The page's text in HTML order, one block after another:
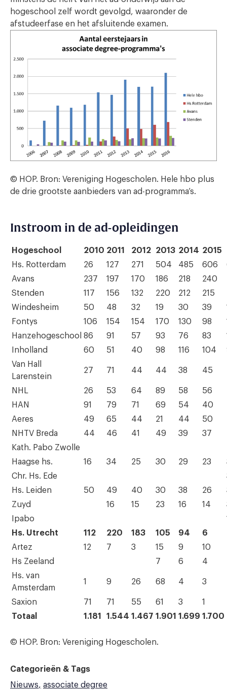
hogeschool zelf wordt gevolgd, waaronder de
afstudeerfase en het afsluitende examen.
© HOP. Bron: Vereniging Hogescholen. Hele hbo plus
de drie grootste aanbieders van ad-programma’s.
Instroom in de ad-opleidingen
Hogeschool 2010 2011 2012 2013 2014 2015
Hs. Rotterdam
26 127 271 504 485 606
Avans
237 197 170 186 218 240
Stenden
117 156 132 220 212 215
Windesheim
50 48 32 19 30 39
Fontys
106 154 154 170 130 98
Hanzehogeschool 86 91 57 93 76 83
Inholland
60 51 40 98 116 104
Van Hall
Larenstein
27 71 44 44 38 45
NHL 26 53 64 89 58 56
HAN
91 79 71 69 54 40
Aeres
49 65 44 21 44 50
NHTV Breda
44 46 41 49 39 37
Kath. Pabo Zwolle
Haagse hs.
16 34 25 30 29 23
Chr. Hs. Ede
Hs. Leiden
50 49 40 30 38 26
Zuyd
16 15 23 16 14
Ipabo
Hs. Utrecht
112 220 183 105 94 6
Artez
12 7 3 15 9 10
Hs Zeeland
7 6 4
Hs. van
Amsterdam
1 9 26 68 4 3
Saxion 71 71 55 61 3
1
Totaal
1.181 1.544 1.467 1.901 1.699 1.700
© HOP. Bron: Vereniging Hogescholen.
Categorieën & Tags
Nieuws
associate degree